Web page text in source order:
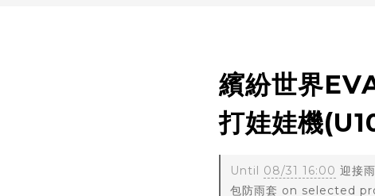
繽紛世界
打娃娃機
Until 08/31 16:00 迎接
包防雨套 on selected